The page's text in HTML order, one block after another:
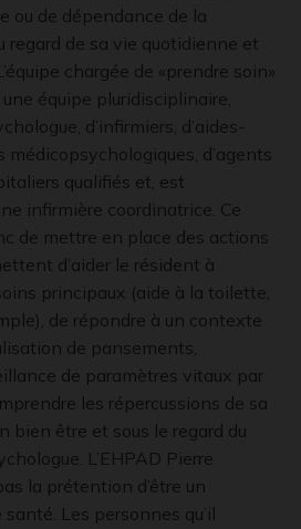
ou de dépendance de la
regard de sa vie quotidienne et
chargée de «prendre soin»
équipe pluridisciplinaire,
d’infirmiers, d’aides-
médicopsychologiques, d’agents
qualifiés et, est
infirmière coordinatrice. Ce
de mettre en place des actions
d’aider le résident à
principaux (aide à la toilette,
de répondre à un contexte
de pansements,
de paramètres vitaux par
les répercussions de sa
bien être et sous le regard du
L’EHPAD Pierre
la prétention d’être un
Les personnes qu’il